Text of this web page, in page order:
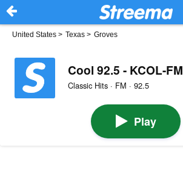
United States > Texas > Groves
Cool 92.5 - KCOL-FM
Classic Hits · FM · 92.5
Play